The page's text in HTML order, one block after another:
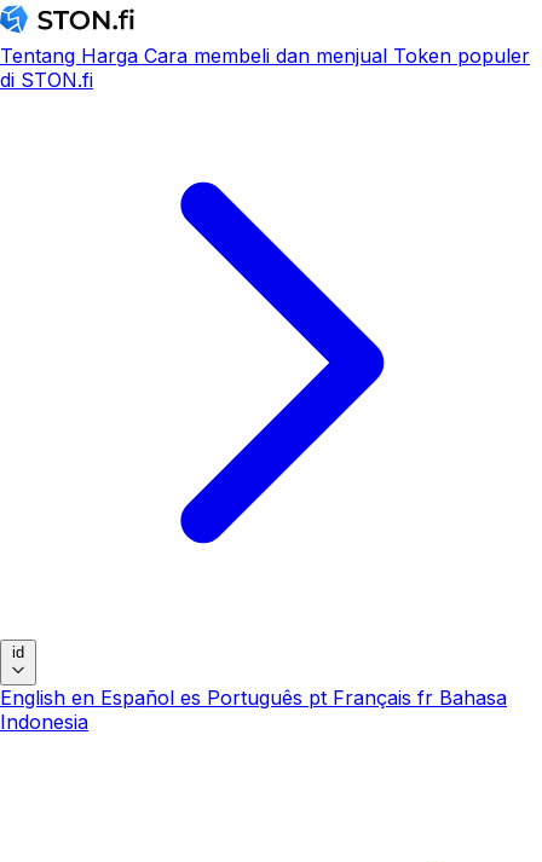
Tentang Harga Cara membeli dan menjual Token populer
di STON.fi
id
English en Español es Português pt Français fr Bahasa
Indonesia